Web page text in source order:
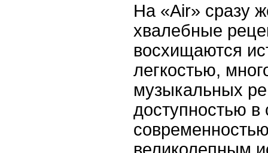
На «Air» сразу
хвалебные
восхищаются
легкостью,
музыкальных
доступностью в